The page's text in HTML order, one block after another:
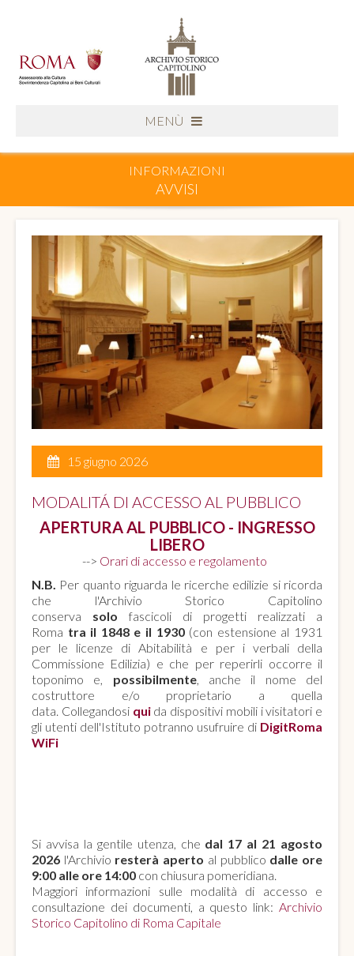
MENÙ
INFORMAZIONI
AVVISI
15 giugno 2026
MODALITÁ DI ACCESSO AL PUBBLICO
APERTURA AL PUBBLICO - INGRESSO
LIBERO
--> Orari di accesso e regolamento
N.B. Per quanto riguarda le ricerche edilizie si ricorda
che l'Archivio Storico Capitolino
conserva solo fascicoli di progetti realizzati a
Roma tra il 1848 e il 1930(con estensione al 1931
per le licenze di Abitabilità e per i verbali della
Commissione Edilizia) e che per reperirli occorre il
toponimo e, possibilmente, anche il nome del
costruttore e/o proprietario a quella
data. Collegandosi qui da dispositivi mobili i visitatori e
gli utenti dell'Istituto potranno usufruire di DigitRoma
WiFi
Si avvisa la gentile utenza, che dal 17 al 21 agosto
2026 l'Archivio resterà aperto al pubblico dalle ore
9:00 alle ore 14:00 con chiusura pomeridiana.
Maggiori informazioni sulle modalità di accesso e
consultazione dei documenti, a questo link: Archivio
Storico Capitolino di Roma Capitale